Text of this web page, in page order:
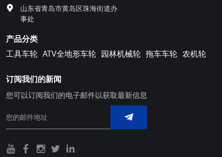
山东省青岛市黄岛区珠海街道办
事处
产品分类
工具车轮 ATV全地形车轮 园林机械轮 拖车车轮 农机轮
订阅我们的新闻
您可以订阅我们的电子邮件以获取最新信息